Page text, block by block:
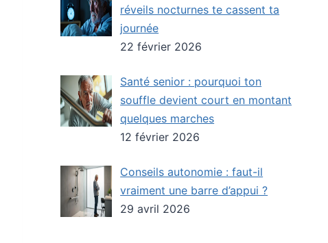
réveils nocturnes te cassent ta
journée
22 février 2026
Santé senior : pourquoi ton
souffle devient court en montant
quelques marches
12 février 2026
Conseils autonomie : faut-il
vraiment une barre d’appui ?
29 avril 2026